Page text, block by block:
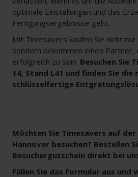
optimale Einstellungen und das
Fertigungsergebnisse geht.
Mit Timesavers kaufen Sie nicht
sondern bekommen einen Partner,
erfolgreich zu sein. Besuchen Sie
14, Stand L41 und finden Sie die
schlüsselfertige
Möchten Sie Timesavers auf der
Hannover besuchen? Bestellen
Besuchergutschein direkt bei
Füllen Sie das Formular aus und